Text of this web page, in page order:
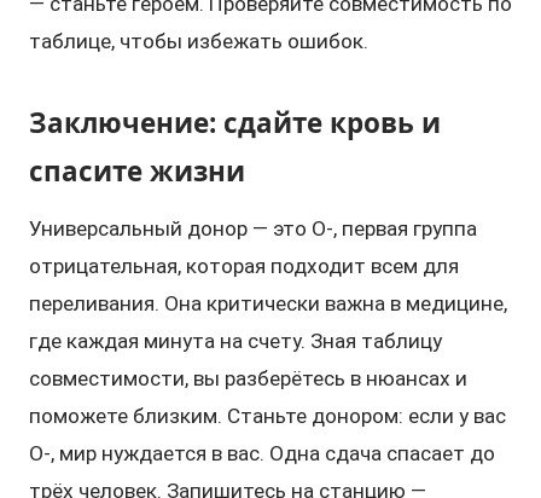
таблице, чтобы избежать ошибок.
Заключение: сдайте кровь и
спасите жизни
Универсальный донор — это O-, первая группа
отрицательная, которая подходит всем для
переливания. Она критически важна в медицине,
где каждая минута на счету. Зная таблицу
совместимости, вы разберётесь в нюансах и
поможете близким. Станьте донором: если у вас
O-, мир нуждается в вас. Одна сдача спасает до
трёх человек. Запишитесь на станцию —